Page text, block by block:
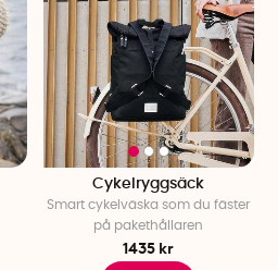
Cykelryggsäck
Smart cykelväska som du fäster
på pakethållaren
1435 kr